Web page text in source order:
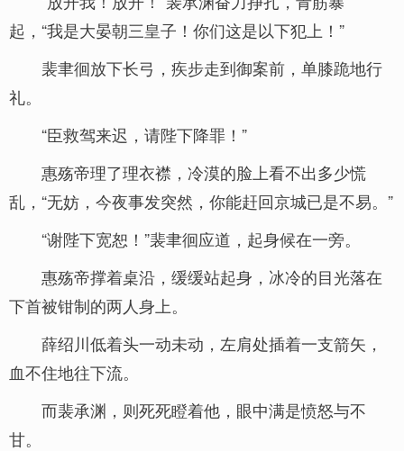
起，“我是大晏朝三皇子！你们这是以下犯上！”
裴聿徊放下长弓，疾步走到御案前，单膝跪地行
礼。
“臣救驾来迟，请陛下降罪！”
惠殇帝理了理衣襟，冷漠的脸上看不出多少慌
乱，“无妨，今夜事发突然，你能赶回京城已是不易。”
“谢陛下宽恕！”裴聿徊应道，起身候在一旁。
惠殇帝撑着桌沿，缓缓站起身，冰冷的目光落在
下首被钳制的两人身上。
薛绍川低着头一动未动，左肩处插着一支箭矢，
血不住地往下流。
而裴承渊，则死死瞪着他，眼中满是愤怒与不
甘。